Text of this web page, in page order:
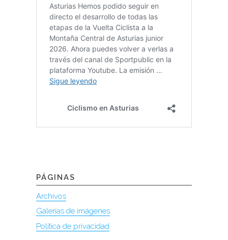
PÁGINAS
Archivos
Galerías de imágenes
Política de privacidad